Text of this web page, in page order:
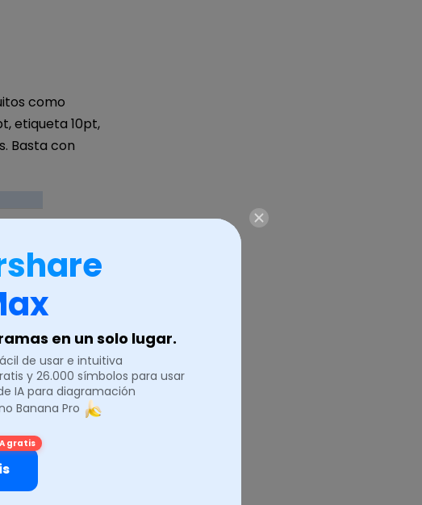
como
etiqueta 10pt,
Basta con
en un solo lugar.
de usar e intuitiva
y 26.000 símbolos para usar
IA para diagramación
Banana Pro
gratis